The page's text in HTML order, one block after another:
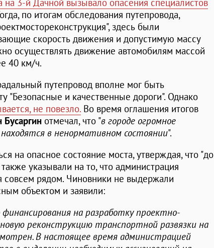
на 3-й Дачной вызывало опасения специалистов
по итогам обследования путепровода,
здесь были
скорость движения и допустимую массу
осуществлять движение автомобилям массой
40 км/ч.
путепровод вполне мог быть
"Безопасные и качественные дороги". Однако
не повезло. Во время оглашения итогов
Бусаргин отмечал, что "в городе огромное
в ненормативном состоянии".
на опасное состояние моста, утверждая, что "до
указывали на то, что администрация
совсем рядом. Чиновники не выдержали
объектом и заявили:
на разработку проектно-
реконструкцию транспортной развязки на
В настоящее время администрацией